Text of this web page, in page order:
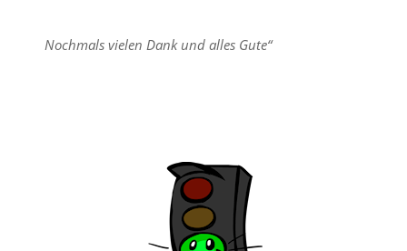
Nochmals vielen Dank und alles Gute“